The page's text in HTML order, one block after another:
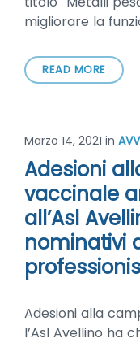
migliorare la
READ MORE
Marzo 14, 2021 in
Adesioni
vaccinale
all’Asl
nominativi
Adesioni alla
l’Asl Avellino ha